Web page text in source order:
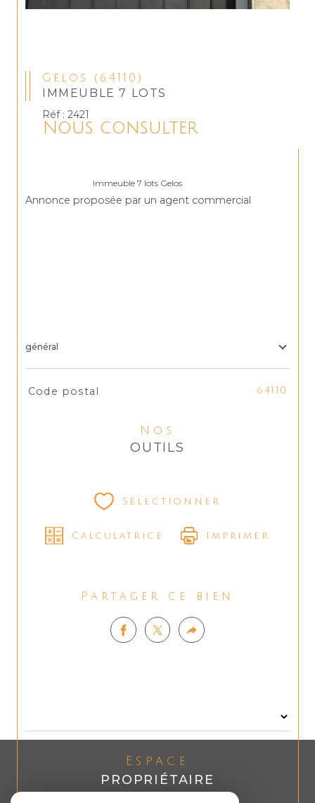
Gelos (64110)
IMMEUBLE 7 LOTS
Réf : 2421
Nous consulter
Annonce proposée par un agent commercial
général
TRAD_SIROCCO_Caracteristique
Code postal 64110
Nos
OUTILS
Sélectionner
Calculatrice Imprimer
Partager ce bien
Espace
PROPRIÉTAIRE